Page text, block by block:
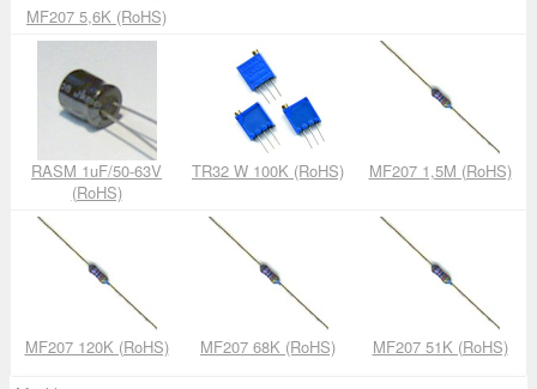
MF207 5,6K (RoHS)
RASM 1uF/50-63V
(RoHS)
TR32 W 100K (RoHS) MF207 1,5M (RoHS)
MF207 120K (RoHS) MF207 68K (RoHS) MF207 51K (RoHS)